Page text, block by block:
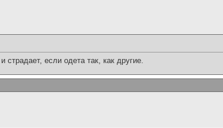
страдает, если одета так, как другие.